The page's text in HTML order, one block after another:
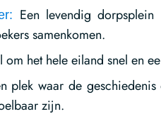
Een levendig dorpsplein
samenkomen.
om het hele eiland snel en
plek waar de
zijn.